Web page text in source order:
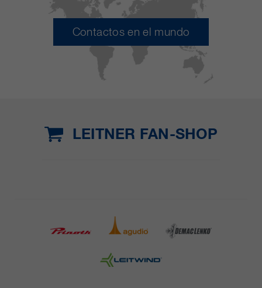
Contactos en el mundo
LEITNER FAN-SHOP